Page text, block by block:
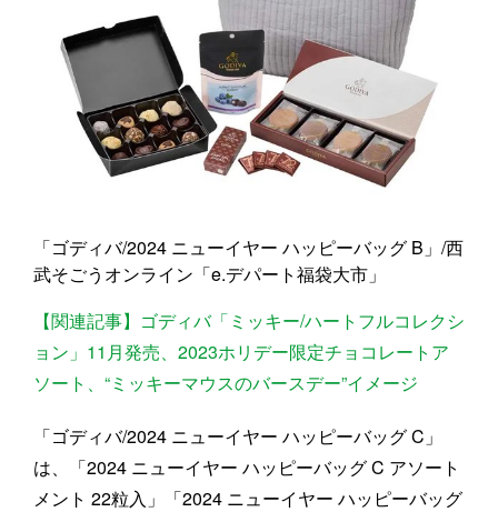
「ゴディバ/2024 ニューイヤー ハッピーバッグ B」/西
武そごうオンライン「e.デパート福袋大市」
【関連記事】ゴディバ「ミッキー/ハートフルコレクシ
ョン」11月発売、2023ホリデー限定チョコレートア
ソート、“ミッキーマウスのバースデー”イメージ
「ゴディバ/2024 ニューイヤー ハッピーバッグ C」
は、「2024 ニューイヤー ハッピーバッグ C アソート
メント 22粒入」「2024 ニューイヤー ハッピーバッグ